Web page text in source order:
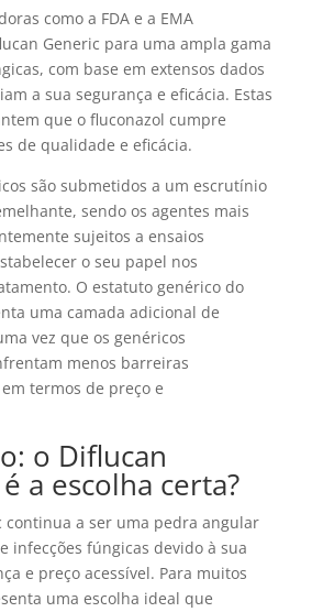
como a FDA e a EMA
Generic para uma ampla gama
com base em extensos dados
a sua segurança e eficácia. Estas
que o fluconazol cumpre
de qualidade e eficácia.
são submetidos a um escrutínio
sendo os agentes mais
sujeitos a ensaios
o seu papel nos
O estatuto genérico do
uma camada adicional de
vez que os genéricos
menos barreiras
termos de preço e
o Diflucan
a escolha certa?
continua a ser uma pedra angular
infecções fúngicas devido à sua
e preço acessível. Para muitos
uma escolha ideal que